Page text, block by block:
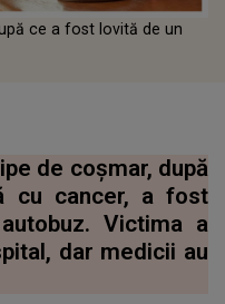
ce a fost lovită de un
de coșmar, după
cu cancer, a fost
Victima a
dar medicii au